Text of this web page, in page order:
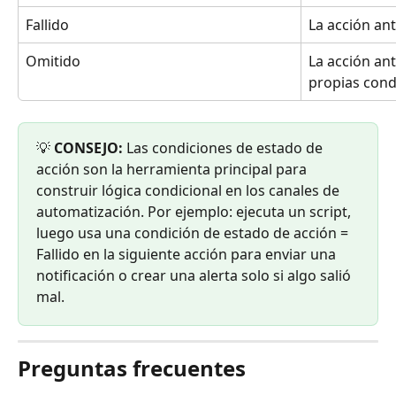
Fallido
La acción
Omitido
La acción
propias
💡 CONSEJO: Las condiciones de estado de
acción son la herramienta principal para
construir lógica condicional en los canales de
automatización. Por ejemplo: ejecuta un script,
luego usa una condición de estado de acción =
Fallido en la siguiente acción para enviar una
notificación o crear una alerta solo si algo salió
mal.
Preguntas frecuentes